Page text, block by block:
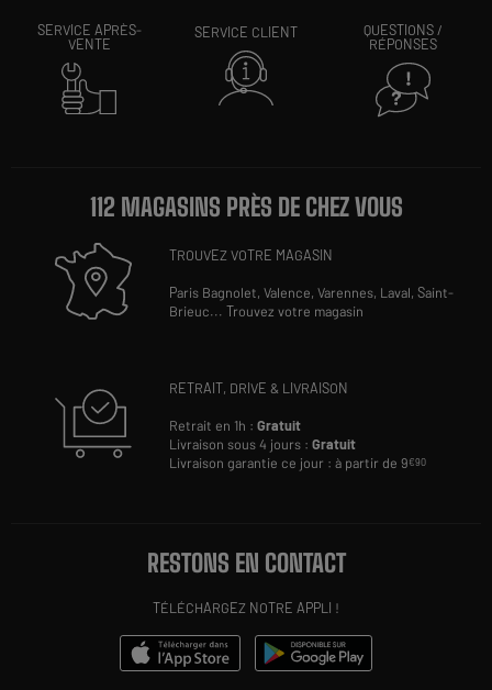
SERVICE APRÈS-
VENTE
SERVICE CLIENT
QUESTIONS /
RÉPONSES
112 MAGASINS PRÈS DE CHEZ VOUS
TROUVEZ VOTRE MAGASIN
Paris Bagnolet,Valence,Varennes, Laval,Saint-
Brieuc...Trouvez votre magasin
RETRAIT, DRIVE & LIVRAISON
Retrait en 1h :Gratuit
Livraison sous 4 jours :Gratuit
Livraison garantie ce jour : à partir de 9€90
RESTONS EN CONTACT
TÉLÉCHARGEZ NOTRE APPLI !